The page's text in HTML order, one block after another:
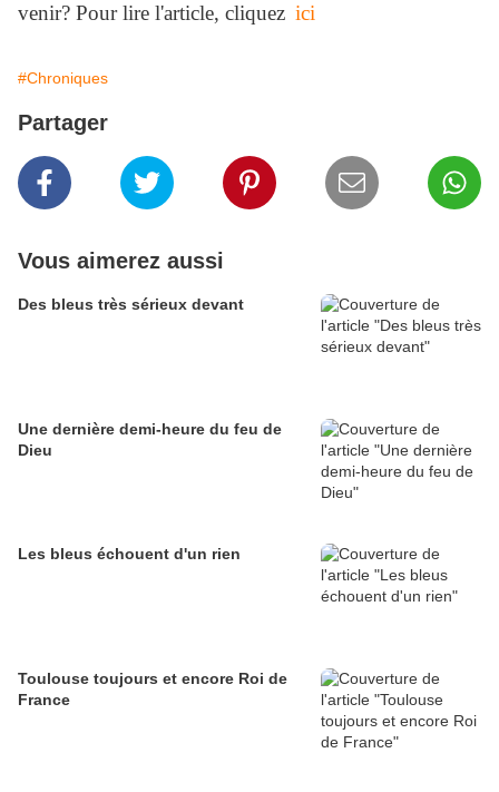
venir? Pour lire l'article, cliquez ici
#Chroniques
Partager
Vous aimerez aussi
Des bleus très sérieux devant
Une dernière demi-heure du feu de
Dieu
Les bleus échouent d'un rien
Toulouse toujours et encore Roi de
France